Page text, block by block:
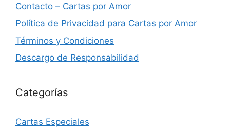
Contacto – Cartas por Amor
Política de Privacidad para Cartas por Amor
Términos y Condiciones
Descargo de Responsabilidad
Categorías
Cartas Especiales